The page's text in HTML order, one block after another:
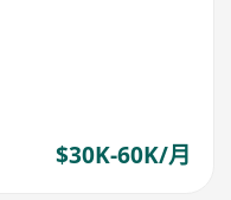
$30K-60K/月